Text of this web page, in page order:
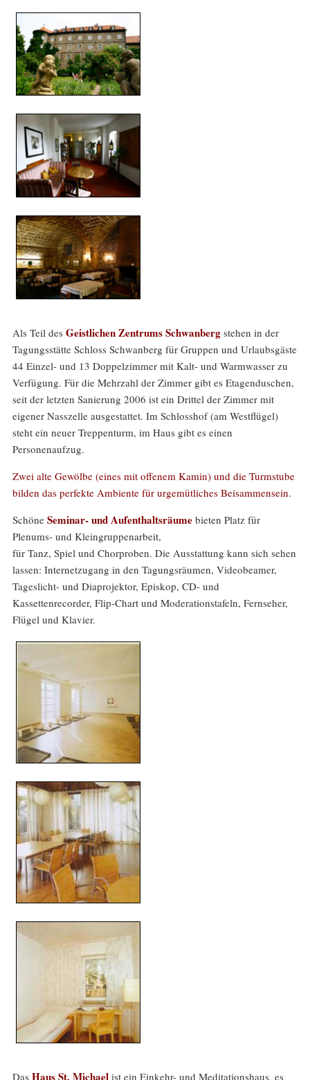
Als Teil des Geistlichen Zentrums Schwanberg stehen in der
Tagungsstätte Schloss Schwanberg für Gruppen und Urlaubsgäste
44 Einzel- und 13 Doppelzimmer mit Kalt- und Warmwasser zu
Verfügung. Für die Mehrzahl der Zimmer gibt es Etagenduschen,
seit der letzten Sanierung 2006 ist ein Drittel der Zimmer mit
eigener Nasszelle ausgestattet. Im Schlosshof (am Westflügel)
steht ein neuer Treppenturm, im Haus gibt es einen
Personenaufzug.
Zwei alte Gewölbe (eines mit offenem Kamin) und die Turmstube
bilden das perfekte Ambiente für urgemütliches Beisammensein.
Schöne Seminar- und Aufenthaltsräume bieten Platz für
Plenums- und Kleingruppenarbeit,
für Tanz, Spiel und Chorproben. Die Ausstattung kann sich sehen
lassen: Internetzugang in den Tagungsräumen, Videobeamer,
Tageslicht- und Diaprojektor, Episkop, CD- und
Kassettenrecorder, Flip-Chart und Moderationstafeln, Fernseher,
Flügel und Klavier.
Das Haus St. Michael ist ein Einkehr- und Meditationshaus, es